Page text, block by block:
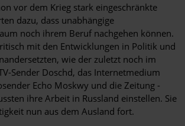
vor dem Krieg stark eingeschränkte
dazu, dass unabhängige
noch ihrem Beruf nachgehen können.
mit den Entwicklungen in Politik und
wie der zuletzt noch im
Sender Doschd, das Internetmedium
Echo Moskwy und die Zeitung
ihre Arbeit in Russland einstellen. Sie
nun aus dem Ausland fort.